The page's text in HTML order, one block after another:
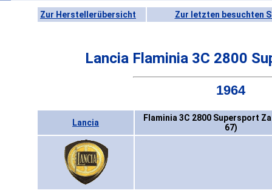
Zur Herstellerübersicht Zur letzten besuchten
Lancia Flaminia 3C 2800
1964
Lancia
Flaminia 3C 2800 Supersport
67)